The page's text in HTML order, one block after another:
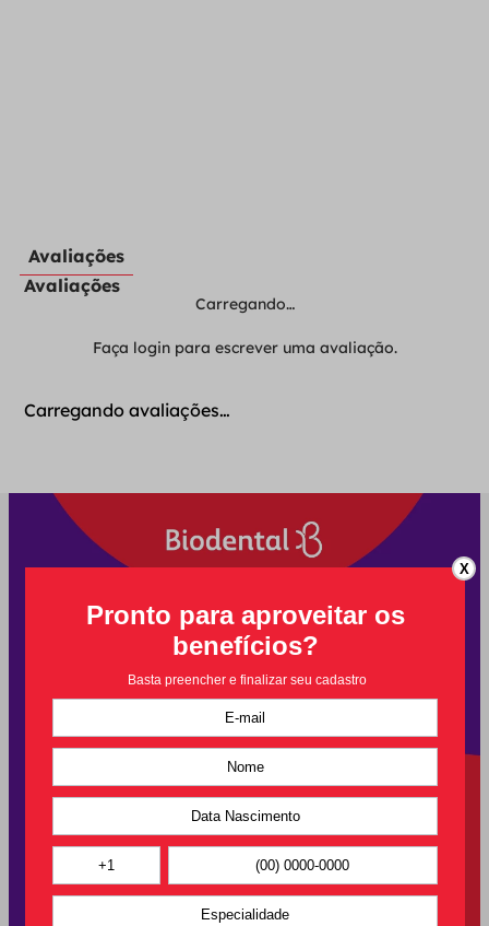
Avaliações
Avaliações
Carregando…
Faça login para escrever uma avaliação.
Carregando avaliações…
X